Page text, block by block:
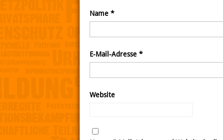
Name *
E-Mail-Adresse *
Website